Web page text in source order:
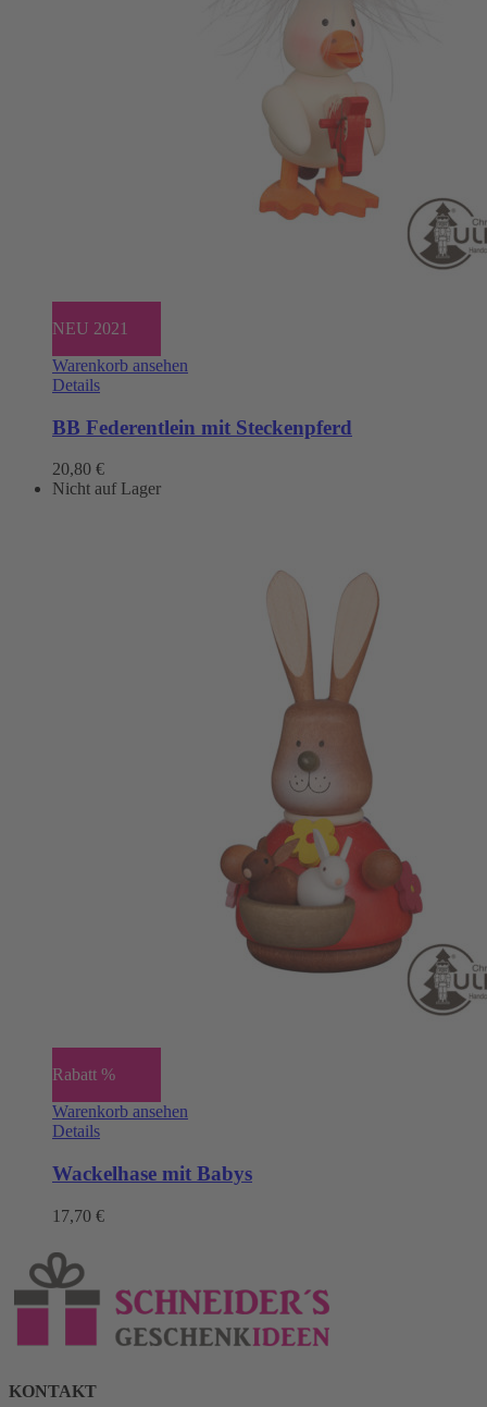
NEU 2021
Warenkorb ansehen
Details
BB Federentlein mit Steckenpferd
20,80 €
Nicht auf Lager
Rabatt %
Warenkorb ansehen
Details
Wackelhase mit Babys
17,70 €
KONTAKT